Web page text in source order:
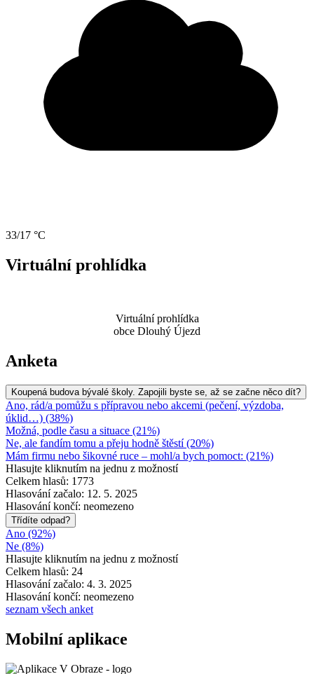
33/17 °C
Virtuální prohlídka
Virtuální prohlídka
obce Dlouhý Újezd
Anketa
Koupená budova bývalé školy. Zapojili byste se, až se začne něco dít?
Ano, rád/a pomůžu s přípravou nebo akcemi (pečení, výzdoba,
úklid…) (38%)
Možná, podle času a situace (21%)
Ne, ale fandím tomu a přeju hodně štěstí (20%)
Mám firmu nebo šikovné ruce – mohl/a bych pomoct: (21%)
Hlasujte kliknutím na jednu z možností
Celkem hlasů: 1773
Hlasování začalo: 12. 5. 2025
Hlasování končí: neomezeno
Třídíte odpad?
Ano (92%)
Ne (8%)
Hlasujte kliknutím na jednu z možností
Celkem hlasů: 24
Hlasování začalo: 4. 3. 2025
Hlasování končí: neomezeno
seznam všech anket
Mobilní aplikace